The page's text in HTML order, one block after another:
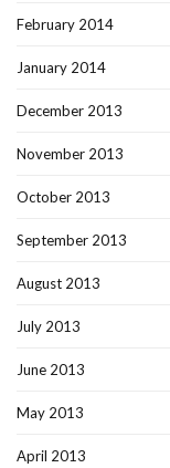
February 2014
January 2014
December 2013
November 2013
October 2013
September 2013
August 2013
July 2013
June 2013
May 2013
April 2013